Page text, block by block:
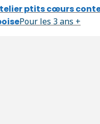
ptits cœurs
Pour les 3 ans +